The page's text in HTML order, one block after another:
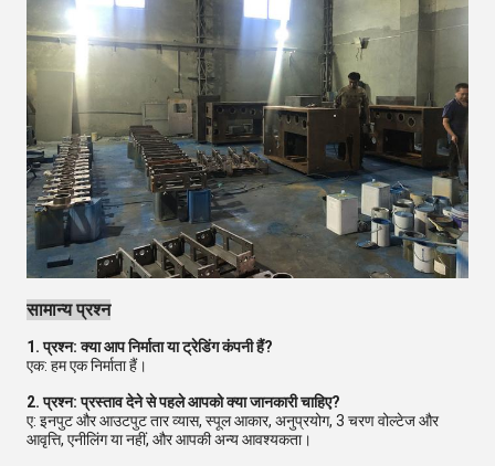
सामान्य प्रश्न
1. प्रश्न: क्या आप निर्माता या ट्रेडिंग कंपनी हैं?
एक: हम एक निर्माता हैं।
2. प्रश्न: प्रस्ताव देने से पहले आपको क्या जानकारी चाहिए?
ए: इनपुट और आउटपुट तार व्यास, स्पूल आकार, अनुप्रयोग, 3 चरण वोल्टेज और
आवृत्ति, एनीलिंग या नहीं, और आपकी अन्य आवश्यकता।